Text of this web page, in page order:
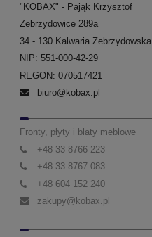
"KOBAX" - Pająk Krzysztof
Zebrzydowice 289a
34 - 130 Kalwaria Zebrzydowska
NIP: 551-000-42-29
REGON: 070517421
biuro@kobax.pl
Fronty, płyty i blaty meblowe
+48 33 8766 223
+48 33 8767 083
+48 604 152 240
zakupy@kobax.pl